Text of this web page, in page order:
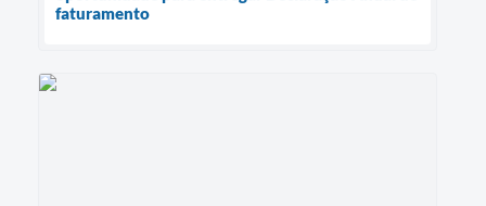
faturamento